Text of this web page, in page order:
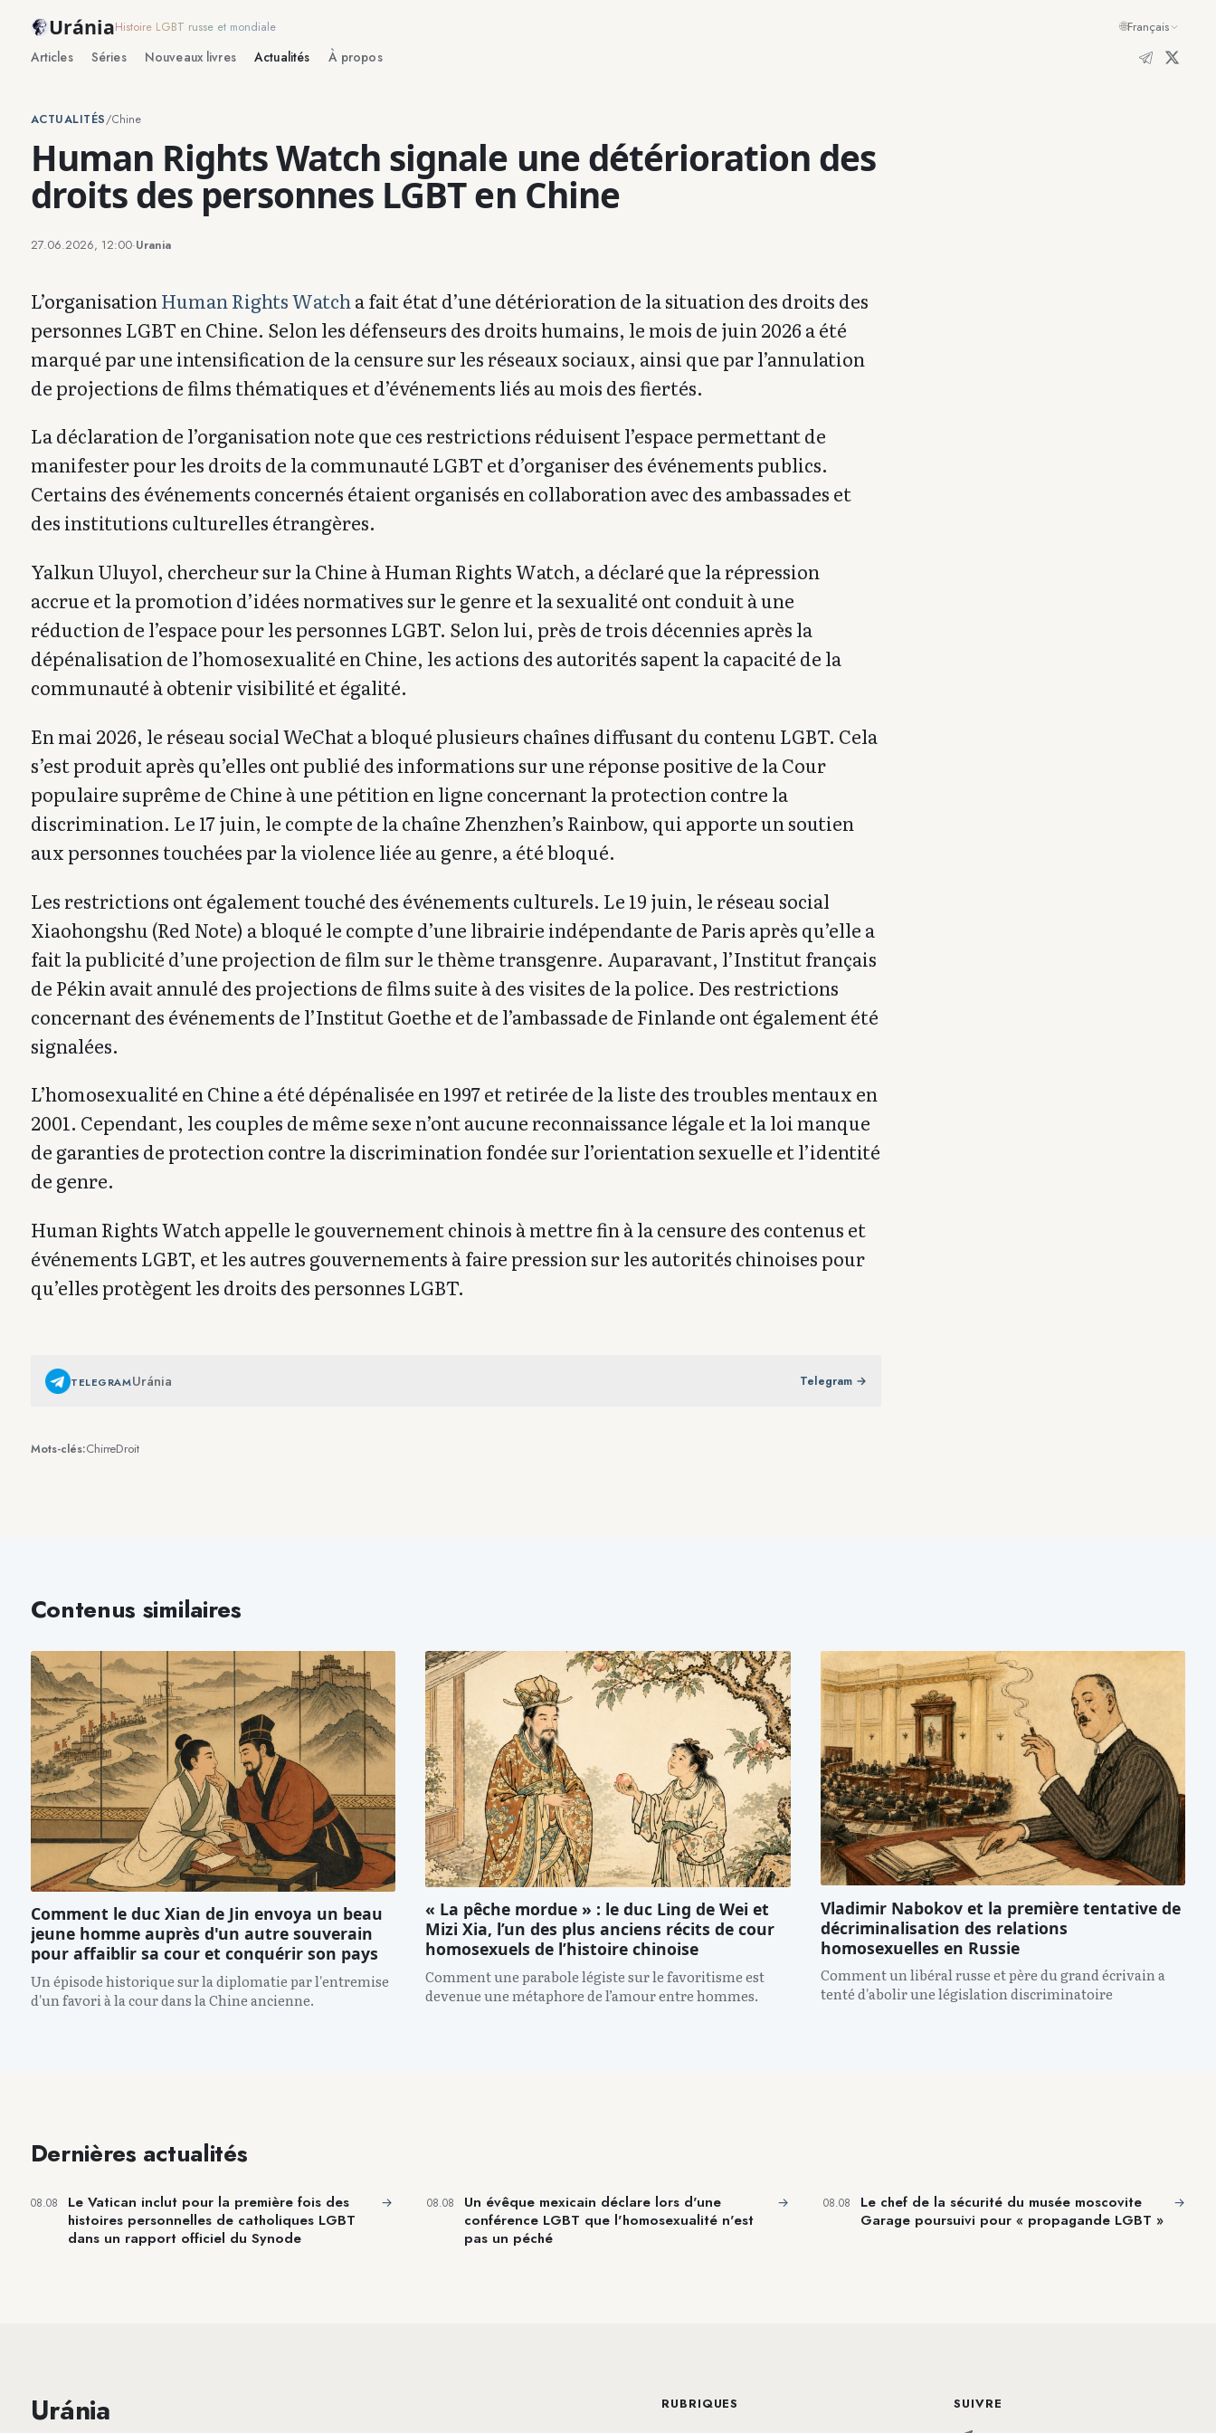
UrániaHistoire LGBT russe et mondiale 🌐Français
Articles Séries Nouveaux livres Actualités À propos
ACTUALITÉS/Chine
Human Rights Watch signale une détérioration des
droits des personnes LGBT en Chine
27.06.2026, 12:00·Urania
L’organisation Human Rights Watch a fait état d’une détérioration de la situation des droits des
personnes LGBT en Chine. Selon les défenseurs des droits humains, le mois de juin 2026 a été
marqué par une intensification de la censure sur les réseaux sociaux, ainsi que par l’annulation
de projections de films thématiques et d’événements liés au mois des fiertés.
La déclaration de l’organisation note que ces restrictions réduisent l’espace permettant de
manifester pour les droits de la communauté LGBT et d’organiser des événements publics.
Certains des événements concernés étaient organisés en collaboration avec des ambassades et
des institutions culturelles étrangères.
Yalkun Uluyol, chercheur sur la Chine à Human Rights Watch, a déclaré que la répression
accrue et la promotion d’idées normatives sur le genre et la sexualité ont conduit à une
réduction de l’espace pour les personnes LGBT. Selon lui, près de trois décennies après la
dépénalisation de l’homosexualité en Chine, les actions des autorités sapent la capacité de la
communauté à obtenir visibilité et égalité.
En mai 2026, le réseau social WeChat a bloqué plusieurs chaînes diffusant du contenu LGBT. Cela
s’est produit après qu’elles ont publié des informations sur une réponse positive de la Cour
populaire suprême de Chine à une pétition en ligne concernant la protection contre la
discrimination. Le 17 juin, le compte de la chaîne Zhenzhen’s Rainbow, qui apporte un soutien
aux personnes touchées par la violence liée au genre, a été bloqué.
Les restrictions ont également touché des événements culturels. Le 19 juin, le réseau social
Xiaohongshu (Red Note) a bloqué le compte d’une librairie indépendante de Paris après qu’elle a
fait la publicité d’une projection de film sur le thème transgenre. Auparavant, l’Institut français
de Pékin avait annulé des projections de films suite à des visites de la police. Des restrictions
concernant des événements de l’Institut Goethe et de l’ambassade de Finlande ont également été
signalées.
L’homosexualité en Chine a été dépénalisée en 1997 et retirée de la liste des troubles mentaux en
2001. Cependant, les couples de même sexe n’ont aucune reconnaissance légale et la loi manque
de garanties de protection contre la discrimination fondée sur l’orientation sexuelle et l’identité
de genre.
Human Rights Watch appelle le gouvernement chinois à mettre fin à la censure des contenus et
événements LGBT, et les autres gouvernements à faire pression sur les autorités chinoises pour
qu’elles protègent les droits des personnes LGBT.
TELEGRAMUránia Telegram →
Mots-clés:ChineDroit
Contenus similaires
Comment le duc Xian de Jin envoya un beau
jeune homme auprès d'un autre souverain
pour affaiblir sa cour et conquérir son pays
Un épisode historique sur la diplomatie par l'entremise
d'un favori à la cour dans la Chine ancienne.
« La pêche mordue » : le duc Ling de Wei et
Mizi Xia, l’un des plus anciens récits de cour
homosexuels de l’histoire chinoise
Comment une parabole légiste sur le favoritisme est
devenue une métaphore de l’amour entre hommes.
Vladimir Nabokov et la première tentative de
décriminalisation des relations
homosexuelles en Russie
Comment un libéral russe et père du grand écrivain a
tenté d'abolir une législation discriminatoire
Dernières actualités
08.08
Le Vatican inclut pour la première fois des
histoires personnelles de catholiques LGBT
dans un rapport officiel du Synode
→ 08.08
Un évêque mexicain déclare lors d'une
conférence LGBT que l'homosexualité n'est
pas un péché
→ 08.08
Le chef de la sécurité du musée moscovite
Garage poursuivi pour « propagande LGBT »
→
Uránia RUBRIQUES SUIVRE